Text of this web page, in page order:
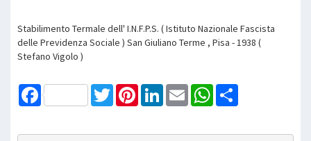
Stabilimento Termale dell' I.N.F.P.S. ( Istituto Nazionale Fascista
delle Previdenza Sociale ) San Giuliano Terme , Pisa - 1938 (
Stefano Vigolo )
Facebook TwitterPinterestLinkedInEmail WhatsApp